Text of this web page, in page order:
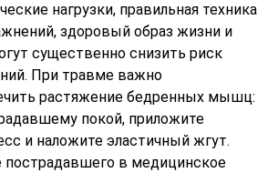
нагрузки, правильная техника
здоровый образ жизни и
существенно снизить риск
При травме важно
растяжение бедренных мышц:
покой, приложите
и наложите эластичный жгут.
пострадавшего в медицинское